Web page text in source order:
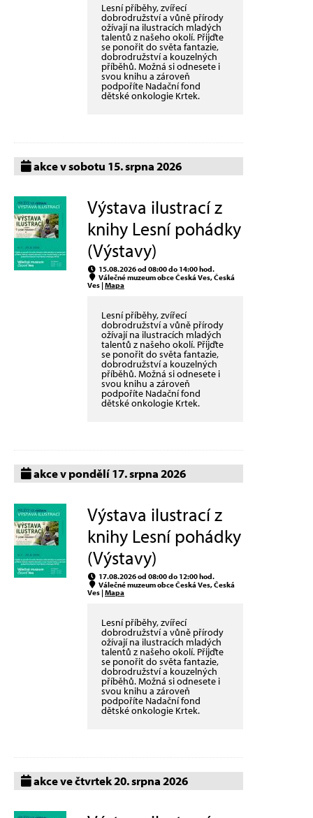
Lesní příběhy, zvířecí
dobrodružství a vůně přírody
ožívají na ilustracích mladých
talentů z našeho okolí. Přijďte
se ponořit do světa fantazie,
dobrodružství a kouzelných
příběhů. Možná si odnesete i
svou knihu a zároveň
podpoříte Nadační fond
dětské onkologie Krtek.
akce v sobotu 15. srpna 2026
Výstava ilustrací z
knihy Lesní pohádky
(Výstavy)
15.08.2026 od 08:00 do 14:00 hod.
Válečné muzeum obce Česká Ves, Česká
Ves |Mapa
Lesní příběhy, zvířecí
dobrodružství a vůně přírody
ožívají na ilustracích mladých
talentů z našeho okolí. Přijďte
se ponořit do světa fantazie,
dobrodružství a kouzelných
příběhů. Možná si odnesete i
svou knihu a zároveň
podpoříte Nadační fond
dětské onkologie Krtek.
akce v pondělí 17. srpna 2026
Výstava ilustrací z
knihy Lesní pohádky
(Výstavy)
17.08.2026 od 08:00 do 12:00 hod.
Válečné muzeum obce Česká Ves, Česká
Ves |Mapa
Lesní příběhy, zvířecí
dobrodružství a vůně přírody
ožívají na ilustracích mladých
talentů z našeho okolí. Přijďte
se ponořit do světa fantazie,
dobrodružství a kouzelných
příběhů. Možná si odnesete i
svou knihu a zároveň
podpoříte Nadační fond
dětské onkologie Krtek.
akce ve čtvrtek 20. srpna 2026